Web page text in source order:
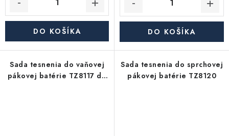
DO KOŠÍKA DO KOŠÍKA
Sada tesnenia do vaňovej
pákovej batérie TZ8117 do
Sada tesnenia do sprchovej
pákovej batérie TZ8120